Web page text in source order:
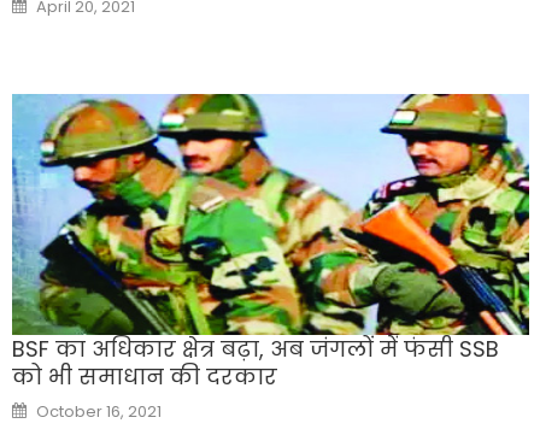
on
April 20, 2021
BSF का अधिकार क्षेत्र बढ़ा, अब जंगलों में फंसी SSB
को भी समाधान की दरकार
Posted
on
October 16, 2021